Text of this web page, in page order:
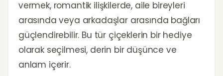
vermek, romantik ilişkilerde, aile bireyleri
arasında veya arkadaşlar arasında bağları
güçlendirebilir. Bu tür çiçeklerin bir hediye
olarak seçilmesi, derin bir düşünce ve
anlam içerir.